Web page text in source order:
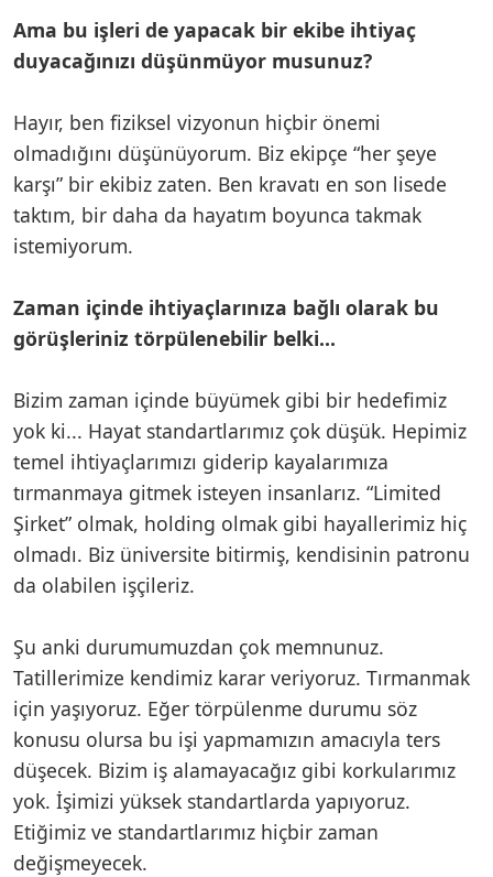
Ama bu işleri de yapacak bir ekibe ihtiyaç
duyacağınızı düşünmüyor musunuz?
Hayır, ben fiziksel vizyonun hiçbir önemi
olmadığını düşünüyorum. Biz ekipçe “her şeye
karşı” bir ekibiz zaten. Ben kravatı en son lisede
taktım, bir daha da hayatım boyunca takmak
istemiyorum.
Zaman içinde ihtiyaçlarınıza bağlı olarak bu
görüşleriniz törpülenebilir belki...
Bizim zaman içinde büyümek gibi bir hedefimiz
yok ki... Hayat standartlarımız çok düşük. Hepimiz
temel ihtiyaçlarımızı giderip kayalarımıza
tırmanmaya gitmek isteyen insanlarız. “Limited
Şirket” olmak, holding olmak gibi hayallerimiz hiç
olmadı. Biz üniversite bitirmiş, kendisinin patronu
da olabilen işçileriz.
Şu anki durumumuzdan çok memnunuz.
Tatillerimize kendimiz karar veriyoruz. Tırmanmak
için yaşıyoruz. Eğer törpülenme durumu söz
konusu olursa bu işi yapmamızın amacıyla ters
düşecek. Bizim iş alamayacağız gibi korkularımız
yok. İşimizi yüksek standartlarda yapıyoruz.
Etiğimiz ve standartlarımız hiçbir zaman
değişmeyecek.